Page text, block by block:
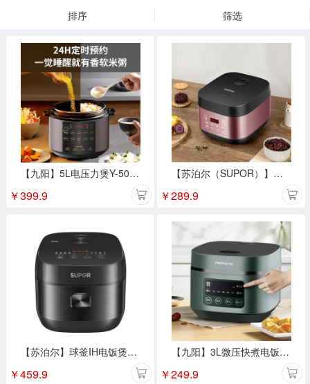
排序 筛选
【九阳】5L电压力煲Y-50C31
￥399.9
【苏泊尔】球釜IH电饭煲4L SF40HC0028
￥459.9
【苏泊尔（SUPOR）】电饭煲智能家用电饭煲4L SF40FC396
￥289.9
【九阳】3L微压快煮电饭煲F30FZ-F636
￥249.9